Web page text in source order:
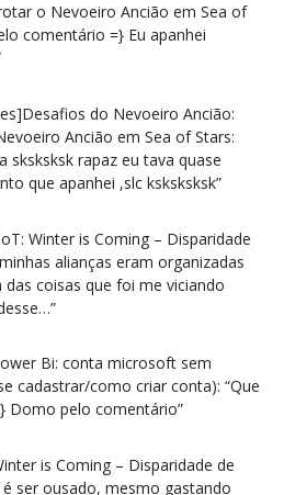
o Nevoeiro Ancião em Sea of
comentário =} Eu apanhei
do Nevoeiro Ancião:
Ancião em Sea of Stars:
sksksksk rapaz eu tava quase
que apanhei ,slc ksksksksk”
Winter is Coming – Disparidade
alianças eram organizadas
coisas que foi me viciando
”
Bi: conta microsoft sem
cadastrar/como criar conta): “Que
Domo pelo comentário”
is Coming – Disparidade de
ser ousado, mesmo gastando